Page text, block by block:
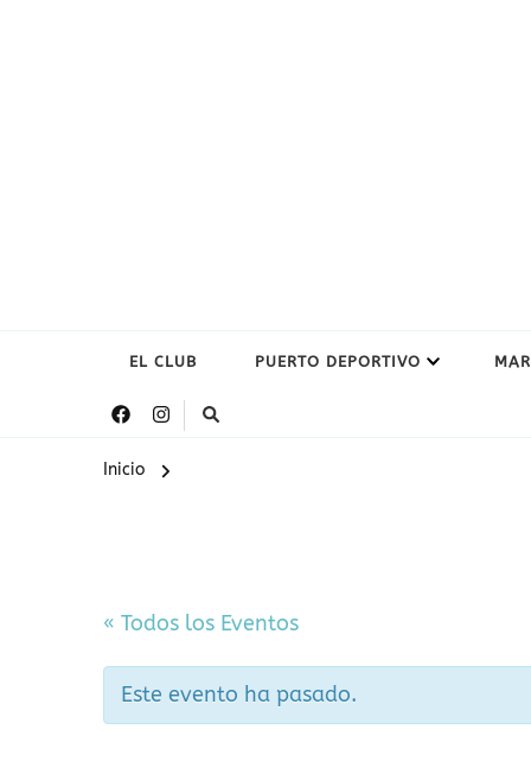
EL CLUB PUERTO DEPORTIVO
Inicio
« Todos los Eventos
Este evento ha pasado.